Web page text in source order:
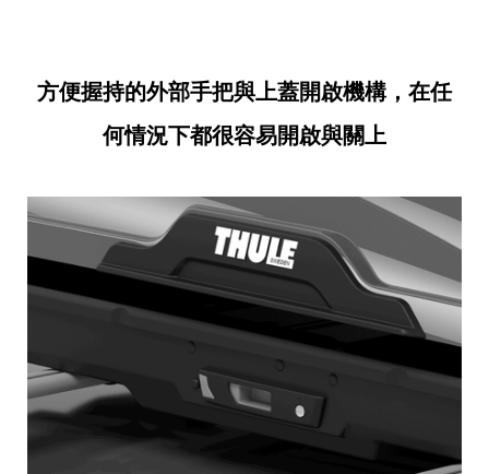
方便握持的外部手把與上蓋開啟機構，在任
何情況下都很容易開啟與關上